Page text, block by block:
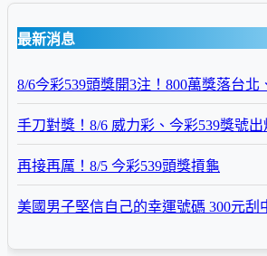
最新消息
8/6今彩539頭獎開3注！800萬獎落台北
手刀對獎！8/6 威力彩、今彩539獎號出
再接再厲！8/5 今彩539頭獎摃龜
美國男子堅信自己的幸運號碼 300元刮